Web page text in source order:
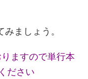
ましょう。
ますので単行本
ださい